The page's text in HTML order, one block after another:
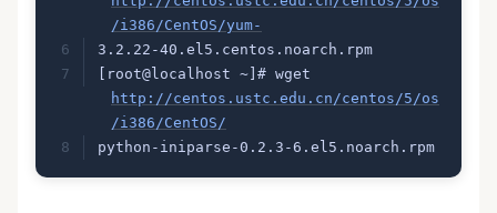
/i386/CentOS/yum-
3.2.22-40.el5.centos.noarch.rpm
http://centos.ustc.edu.cn/centos/5/os
/i386/CentOS/
python-iniparse-0.2.3-6.el5.noarch.rpm